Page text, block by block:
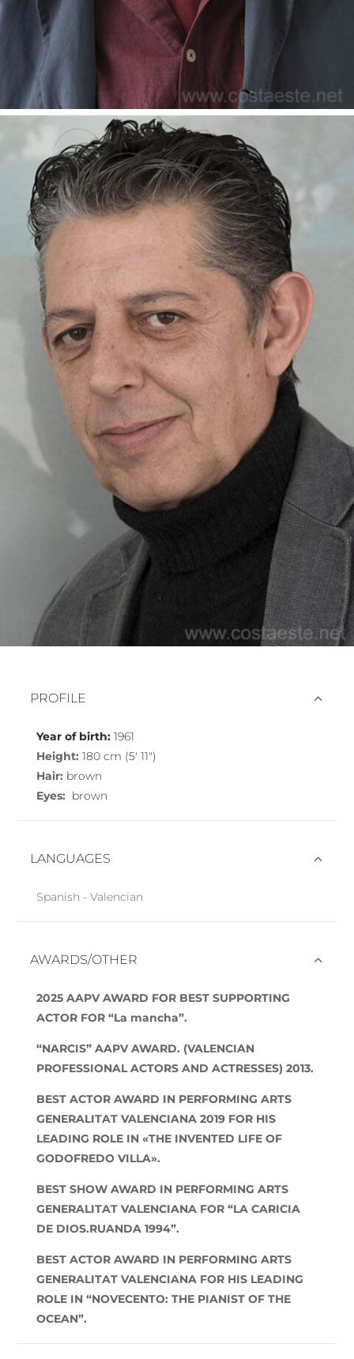
PROFILE
Year of birth: 1961
Height: 180 cm (5′ 11″)
Hair: brown
Eyes: brown
LANGUAGES
Spanish - Valencian
AWARDS/OTHER
2025 AAPV AWARD FOR BEST SUPPORTING
ACTOR FOR “La mancha”.
“NARCIS” AAPV AWARD. (VALENCIAN
PROFESSIONAL ACTORS AND ACTRESSES) 2013.
BEST ACTOR AWARD IN PERFORMING ARTS
GENERALITAT VALENCIANA 2019 FOR HIS
LEADING ROLE IN «THE INVENTED LIFE OF
GODOFREDO VILLA».
BEST SHOW AWARD IN PERFORMING ARTS
GENERALITAT VALENCIANA FOR “LA CARICIA
DE DIOS.RUANDA 1994”.
BEST ACTOR AWARD IN PERFORMING ARTS
GENERALITAT VALENCIANA FOR HIS LEADING
ROLE IN “NOVECENTO: THE PIANIST OF THE
OCEAN”.